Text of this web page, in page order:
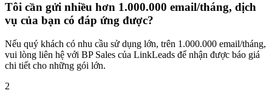
Tôi cần gửi nhiều hơn 1.000.000 email/tháng, dịch
vụ của bạn có đáp ứng được?
Nếu quý khách có nhu cầu sử dụng lớn, trên 1.000.000 email/tháng,
vui lòng liên hệ với BP Sales của LinkLeads để nhận được báo giá
chi tiết cho những gói lớn.
2